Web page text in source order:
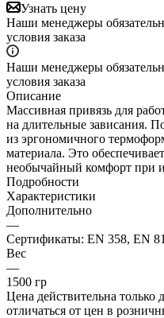
Узнать цену
Наши менеджеры
условия заказа
Наши менеджеры
условия заказа
Описание
Массивная привязь для
на длительные зависания.
из эргономичного
материала. Это
необычайный комфорт при
Подробности
Характеристики
Дополнительно
—
Сертификаты: EN 358, EN
Вес
—
1500 гр
Цена действительна только
отличаться от цен в